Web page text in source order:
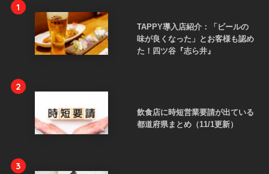
1
TAPPY導入店紹介：「ビールの
味が良くなった」とお客様も認め
た！四ツ谷『志ら井』
2
飲食店に時短営業要請が出ている
都道府県まとめ（11/1更新）
3